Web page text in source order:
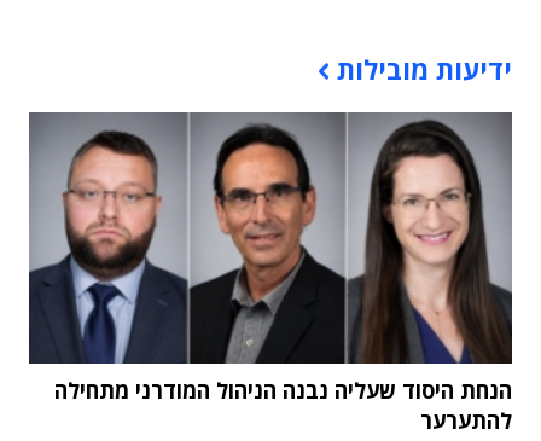
ידיעות מובילות
הנחת היסוד שעליה נבנה הניהול המודרני מתחילה
להתערער